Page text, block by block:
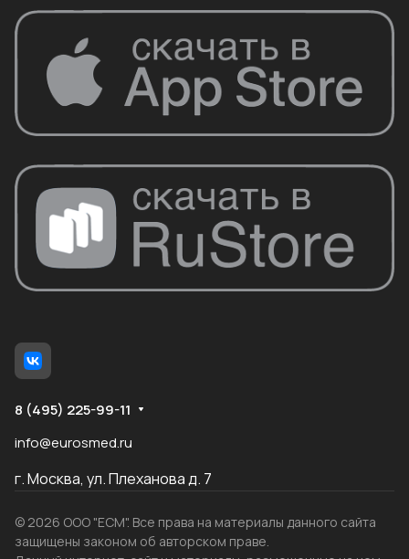
8 (495) 225-99-11
info@eurosmed.ru
г. Москва, ул. Плеханова д. 7
© 2026 ООО "ЕСМ". Все права на материалы данного сайта
защищены законом об авторском праве.